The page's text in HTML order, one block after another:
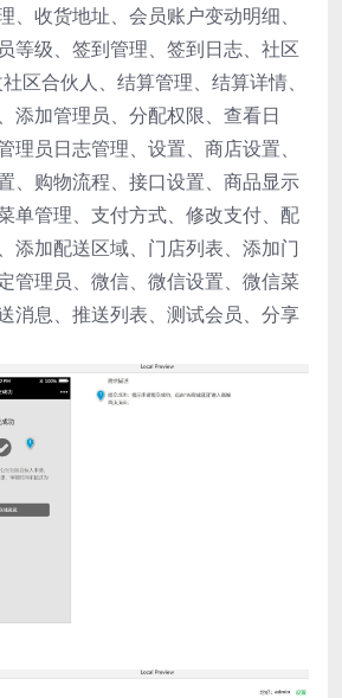
、收货地址、会员账户变动明细、
等级、签到管理、签到日志、社区
区合伙人、结算管理、结算详情、
添加管理员、分配权限、查看日
理员日志管理、设置、商店设置、
、购物流程、接口设置、商品显示
单管理、支付方式、修改支付、配
添加配送区域、门店列表、添加门
管理员、微信、微信设置、微信菜
消息、推送列表、测试会员、分享